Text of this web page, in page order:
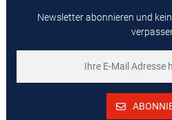
Newsletter abonnieren und